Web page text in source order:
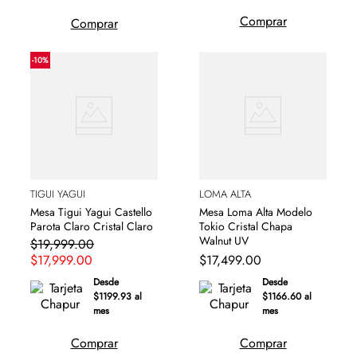
Comprar Comprar
-10%
TIGUI YAGUI
Mesa Tigui Yagui Castello
Parota Claro Cristal Claro
$19,999.00
$17,999.00
Desde
$1199.93 al
mes
Comprar
LOMA ALTA
Mesa Loma Alta Modelo
Tokio Cristal Chapa
Walnut UV
$17,499.00
Desde
$1166.60 al
mes
Comprar